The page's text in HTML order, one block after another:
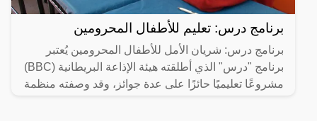
برنامج درس: تعليم للأطفال المحرومين
برنامج درس: شريان الأمل للأطفال المحرومين يُعتبر
برنامج "درس" الذي أطلقته هيئة الإذاعة البريطانية (BBC)
مشروعًا تعليميًا حائزًا على عدة جوائز، وقد وصفته منظمة